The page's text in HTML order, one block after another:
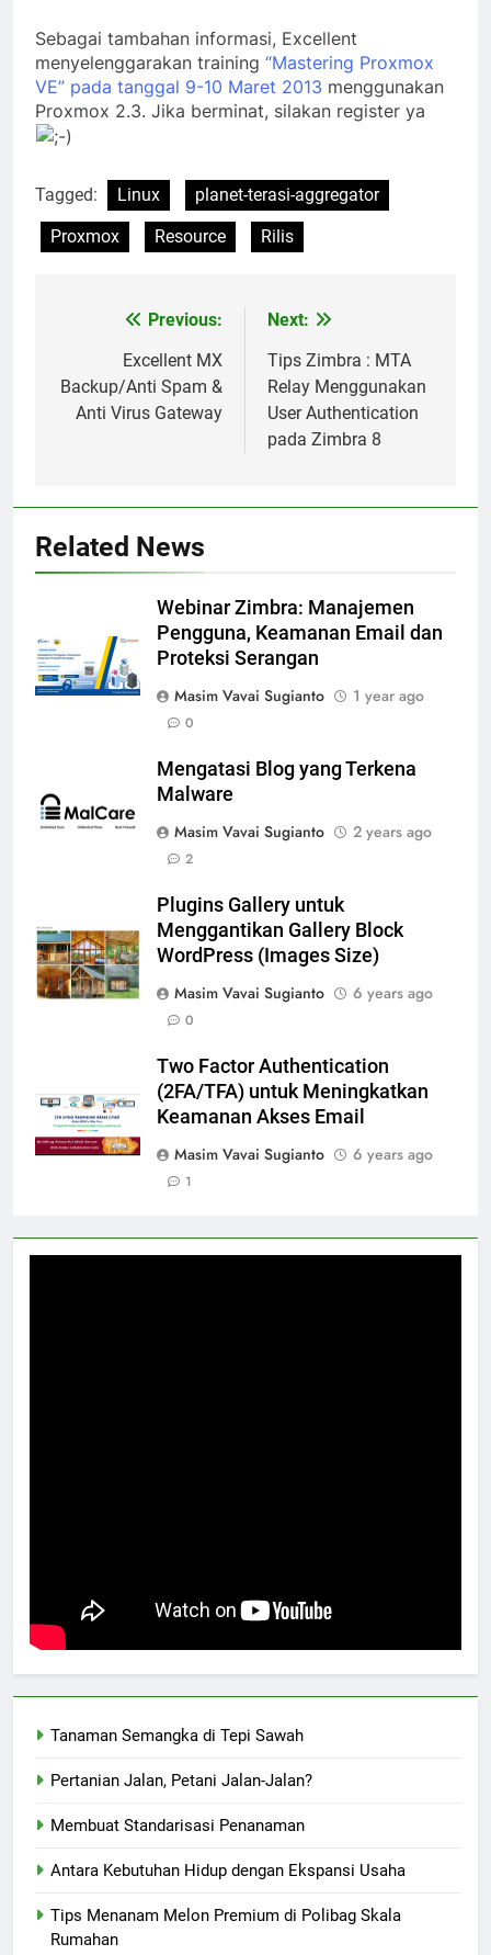
Sebagai tambahan informasi, Excellent
menyelenggarakan training “Mastering Proxmox
VE” pada tanggal 9-10 Maret 2013 menggunakan
Proxmox 2.3. Jika berminat, silakan register ya
Tagged: Linux
planet-terasi-aggregator
Proxmox
Resource Rilis
navigation
Previous:
Excellent MX
Backup/Anti Spam &
Anti Virus Gateway
Next:
Tips Zimbra : MTA
Relay Menggunakan
User Authentication
pada Zimbra 8
Related News
Webinar Zimbra: Manajemen
Pengguna, Keamanan Email dan
Proteksi Serangan
Masim Vavai Sugianto
1 year ago
0
Mengatasi Blog yang Terkena
Malware
Masim Vavai Sugianto
2 years ago
2
Plugins Gallery untuk
Menggantikan Gallery Block
WordPress (Images Size)
Masim Vavai Sugianto
6 years ago
0
Two Factor Authentication
(2FA/TFA) untuk Meningkatkan
Keamanan Akses Email
Masim Vavai Sugianto
6 years ago
1
Tanaman Semangka di Tepi Sawah
Pertanian Jalan, Petani Jalan-Jalan?
Membuat Standarisasi Penanaman
Antara Kebutuhan Hidup dengan Ekspansi Usaha
Tips Menanam Melon Premium di Polibag Skala
Rumahan